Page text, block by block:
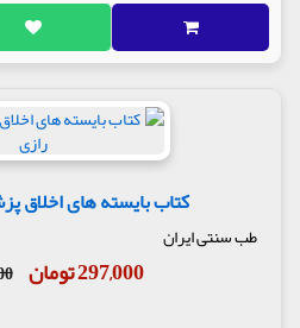
کتاب بایسته های اخلاق
طب سنتی ایران
297,000 تومان